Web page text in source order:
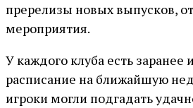
пререлизы новых выпусков,
мероприятия.
У каждого клуба есть заранее
расписание на ближайшую
игроки могли подгадать